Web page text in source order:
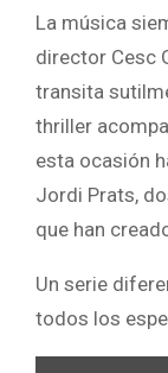
La música
director Cesc
transita
thriller
esta ocasión
Jordi Prats,
que han
Un serie
todos los